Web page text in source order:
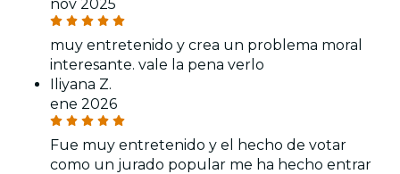
nov 2025
muy entretenido y crea un problema moral
interesante. vale la pena verlo
Iliyana Z.
ene 2026
Fue muy entretenido y el hecho de votar
como un jurado popular me ha hecho entrar